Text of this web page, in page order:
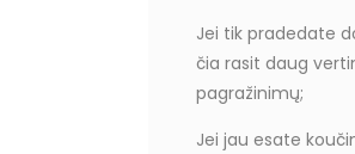
Jei tik pradedate
čia rasit daug
pagražinimų;
Jei jau esate